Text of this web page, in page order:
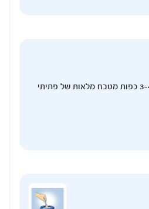
להעביר לקערה ולהוסיף 3-4 כפות מטבח מלאות של פתיתי